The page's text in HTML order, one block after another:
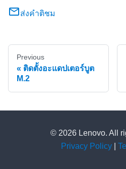
ส่งคำติชม
Previous
ติดตั้งอะแดปเตอร์บูต
M.2
© 2026 Lenovo. All
Privacy Policy